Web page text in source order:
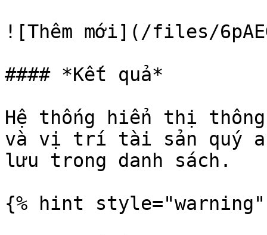
![Thêm mới](/files/
#### *Kết quả*
Hệ thống hiển thị thông
và vị trí tài sản quý
lưu trong danh sách.
{% hint style="warning"